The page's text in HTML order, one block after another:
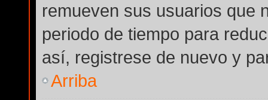
remueven sus usuarios que
periodo de tiempo para
así, registrese de nuevo y
Arriba